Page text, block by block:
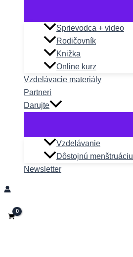
Sprievodca + video
Rodičovník
Knižka
Online kurz
Vzdelávacie materiály
Partneri
Darujte
Vzdelávanie
Dôstojnú menštruáciu
Newsletter